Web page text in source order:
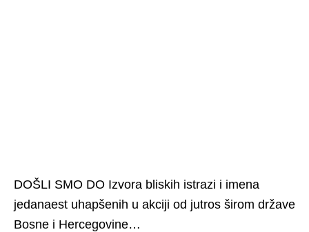
DOŠLI SMO DO Izvora bliskih istrazi i imena
jedanaest uhapšenih u akciji od jutros širom države
Bosne i Hercegovine…